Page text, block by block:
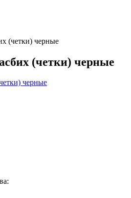
(четки) черные
(четки) черные